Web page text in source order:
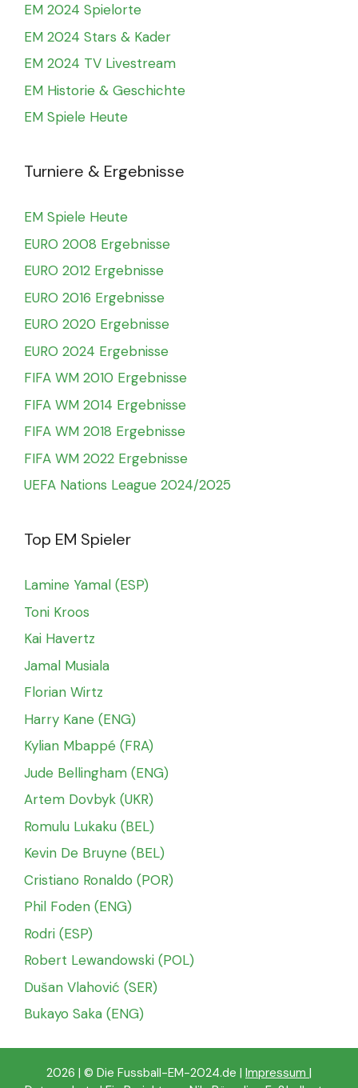
EM 2024 Spielorte
EM 2024 Stars & Kader
EM 2024 TV Livestream
EM Historie & Geschichte
EM Spiele Heute
Turniere & Ergebnisse
EM Spiele Heute
EURO 2008 Ergebnisse
EURO 2012 Ergebnisse
EURO 2016 Ergebnisse
EURO 2020 Ergebnisse
EURO 2024 Ergebnisse
FIFA WM 2010 Ergebnisse
FIFA WM 2014 Ergebnisse
FIFA WM 2018 Ergebnisse
FIFA WM 2022 Ergebnisse
UEFA Nations League 2024/2025
Top EM Spieler
Lamine Yamal (ESP)
Toni Kroos
Kai Havertz
Jamal Musiala
Florian Wirtz
Harry Kane (ENG)
Kylian Mbappé (FRA)
Jude Bellingham (ENG)
Artem Dovbyk (UKR)
Romulu Lukaku (BEL)
Kevin De Bruyne (BEL)
Cristiano Ronaldo (POR)
Phil Foden (ENG)
Rodri (ESP)
Robert Lewandowski (POL)
Dušan Vlahović (SER)
Bukayo Saka (ENG)
2026 | © Die Fussball-EM-2024.de | Impressum |